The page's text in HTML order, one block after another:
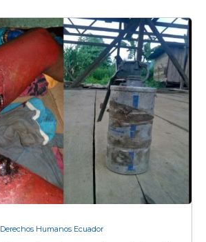
Derechos Humanos Ecuador